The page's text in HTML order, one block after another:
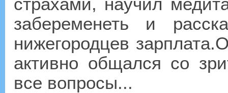
страхами, научил
забеременеть и
нижегородцев
активно общался со
все вопросы...